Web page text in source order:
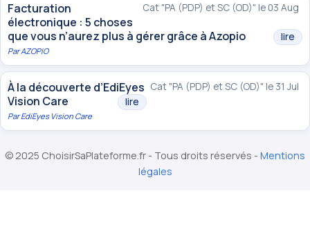
Cat "PA (PDP) et SC (OD)" le 03 Aug
Facturation
électronique : 5 choses
que vous n’aurez plus à gérer grâce à Azopio
lire
ParAZOPIO
Cat "PA (PDP) et SC (OD)" le 31 Jul
À la découverte d’EdiEyes
Vision Care
lire
ParEdiEyes Vision Care
© 2025 ChoisirSaPlateforme.fr - Tous droits réservés -Mentions
légales